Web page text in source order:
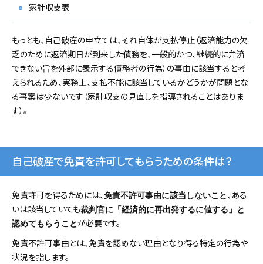
家計収支表
もっとも、自己破産の申立ては、それ自体が支払停止（返済能力の欠
乏のために返済期日が到来した債務を、一般的かつ、継続的に弁済
できない旨を外部に表示する債務者の行為）の事由に該当すると考
えられるため、実務上、支払不能に該当しているかどうかが問題とな
る事案は少ないです（家計収支の見直しを指導されることはありま
す）。
自己破産で免責を許可してもらうための条件は？
免責許可を得るためには、免責不許可事由に該当しないこと 、ある
いは該当していても裁判官に「経済的に再出発するに値する」と
認めてもらうことが必要です。
免責不許可事由とは、免責を認めない理由となり得る特定の行為や
状況を指します。